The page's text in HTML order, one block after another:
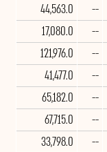
--
44,563.0
--
17,080.0
--
121,976.0
--
41,477.0
--
65,182.0
--
67,715.0
--
33,798.0